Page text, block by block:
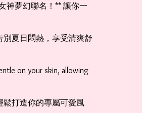
女神夢幻聯名！** 讓你一
別夏日悶熱，享受清爽舒
on your skin, allowing
鬆打造你的專屬可愛風